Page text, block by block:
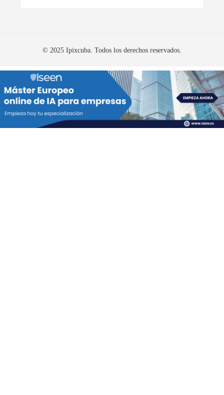
© 2025 Ipixcuba. Todos los derechos reservados.